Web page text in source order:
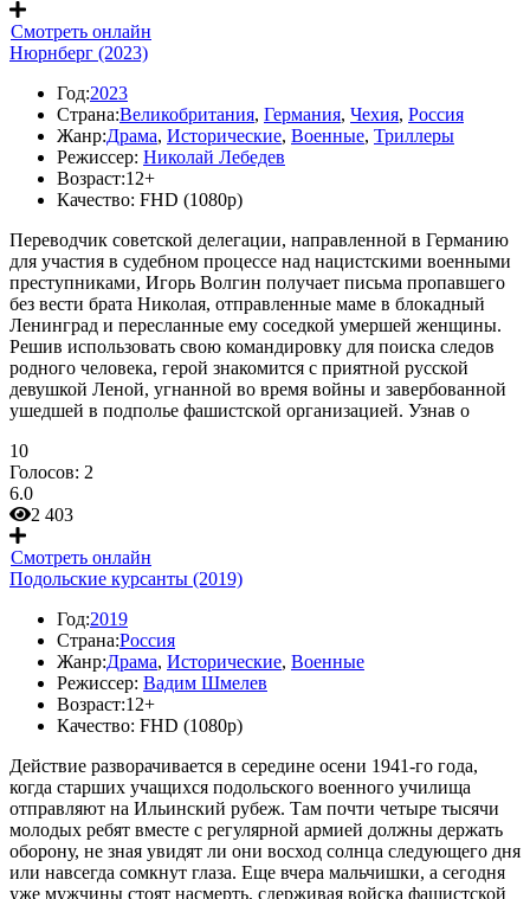
Смотреть онлайн
Нюрнберг (2023)
Год:2023
Страна:Великобритания, Германия, Чехия, Россия
Жанр:Драма, Исторические, Военные, Триллеры
Режиссер: Николай Лебедев
Возраст:12+
Качество: FHD (1080p)
Переводчик советской делегации, направленной в Германию
для участия в судебном процессе над нацистскими военными
преступниками, Игорь Волгин получает письма пропавшего
без вести брата Николая, отправленные маме в блокадный
Ленинград и пересланные ему соседкой умершей женщины.
Решив использовать свою командировку для поиска следов
родного человека, герой знакомится с приятной русской
девушкой Леной, угнанной во время войны и завербованной
ушедшей в подполье фашистской организацией. Узнав о
10
Голосов: 2
6.0
2 403
Смотреть онлайн
Подольские курсанты (2019)
Год:2019
Страна:Россия
Жанр:Драма, Исторические, Военные
Режиссер: Вадим Шмелев
Возраст:12+
Качество: FHD (1080p)
Действие разворачивается в середине осени 1941-го года,
когда старших учащихся подольского военного училища
отправляют на Ильинский рубеж. Там почти четыре тысячи
молодых ребят вместе с регулярной армией должны держать
оборону, не зная увидят ли они восход солнца следующего дня
или навсегда сомкнут глаза. Еще вчера мальчишки, а сегодня
уже мужчины стоят насмерть, сдерживая войска фашистской